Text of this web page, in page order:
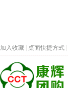
加入收藏 桌面快捷方式